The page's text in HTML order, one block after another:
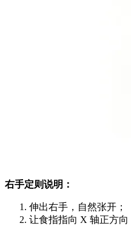
右手定则说明：
伸出右手，自然张开；
让食指指向 X 轴正方向